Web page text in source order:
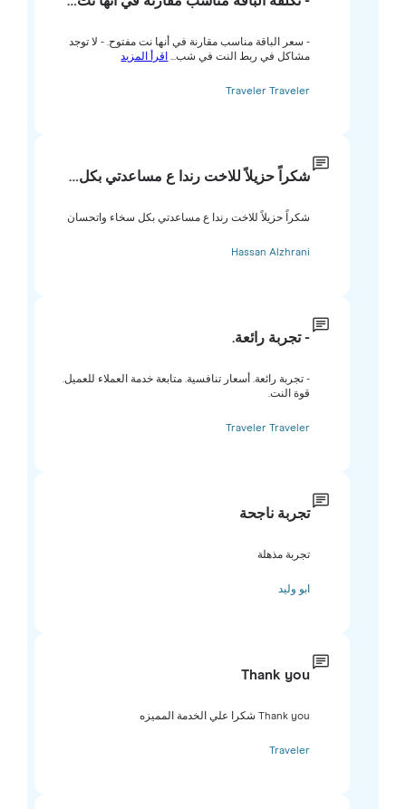
- سعر الباقة مناسب مقارنة في أنها نت مفتوح. - لا توجد
مشاكل في ربط النت في شب...اقرأ المزيد
Traveler Traveler
شكراً حزيلاً للاخت رندا ع مساعدتي بكل…
شكراً حزيلاً للاخت رندا ع مساعدتي بكل سخاء واتحسان
Hassan Alzhrani
- تجربة رائعة.
- تجربة رائعة. أسعار تنافسية. متابعة خدمة العملاء للعميل.
قوة النت.
Traveler Traveler
تجربة ناجحة
تجربة مذهلة
Thank you
Thank you شكرا علي الخدمة المميزه
Traveler